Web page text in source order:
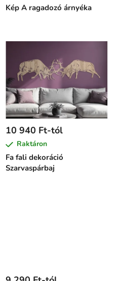
Kép A ragadozó árnyéka
Fa fali dekoráció
Szarvaspárbaj
10 940 Ft-tól
Raktáron